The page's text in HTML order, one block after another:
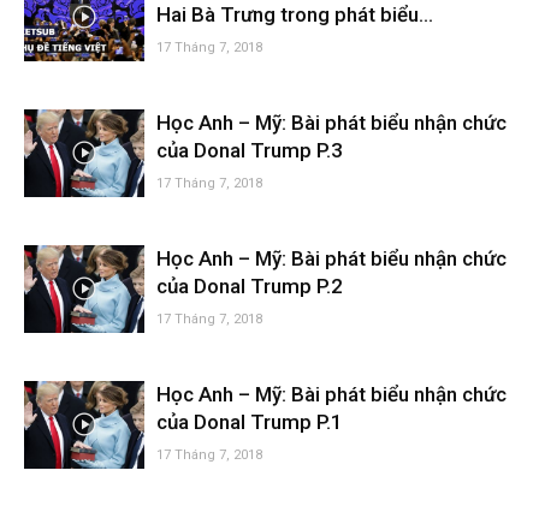
Hai Bà Trưng trong phát biểu...
17 Tháng 7, 2018
Học Anh – Mỹ: Bài phát biểu nhận chức
của Donal Trump P.3
17 Tháng 7, 2018
Học Anh – Mỹ: Bài phát biểu nhận chức
của Donal Trump P.2
17 Tháng 7, 2018
Học Anh – Mỹ: Bài phát biểu nhận chức
của Donal Trump P.1
17 Tháng 7, 2018